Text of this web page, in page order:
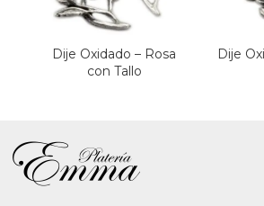
Dije Oxidado – Rosa
con Tallo
Dije